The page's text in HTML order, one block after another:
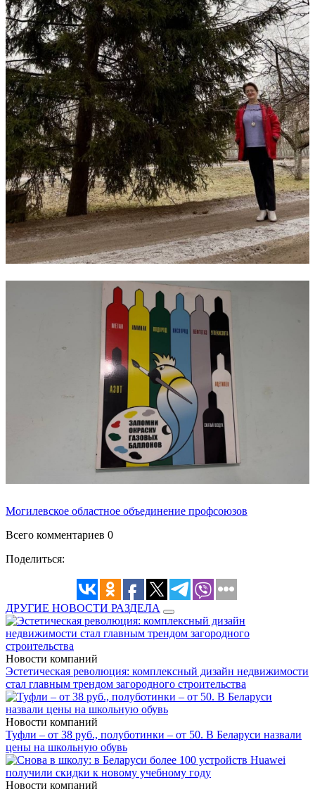
Могилевское областное объединение профсоюзов
Всего комментариев 0
Поделиться:
ДРУГИЕ НОВОСТИ РАЗДЕЛА
Новости компаний
Эстетическая революция: комплексный дизайн недвижимости
стал главным трендом загородного строительства
Новости компаний
Туфли – от 38 руб., полуботинки – от 50. В Беларуси назвали
цены на школьную обувь
Новости компаний